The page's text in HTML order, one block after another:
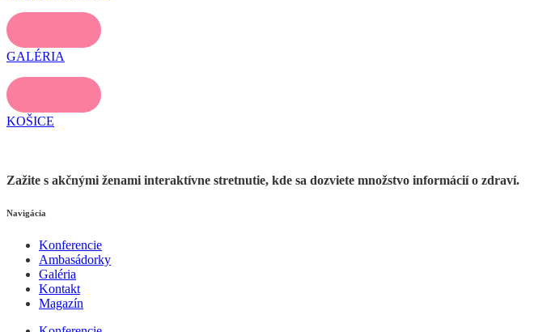
GALÉRIA
KOŠICE
Zažite s akčnými ženami interaktívne stretnutie, kde sa dozviete množstvo informácií o zdraví.
Navigácia
Konferencie
Ambasádorky
Galéria
Kontakt
Magazín